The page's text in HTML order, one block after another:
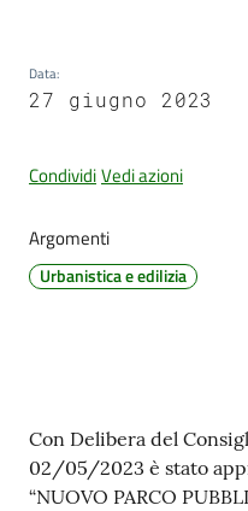
Servizi
gli
argomenti
Data:
27 giugno 2023
CondividiVedi azioni
Argomenti
Urbanistica e edilizia
Contenuto
Con Delibera del
02/05/2023 è stato
“NUOVO PARCO